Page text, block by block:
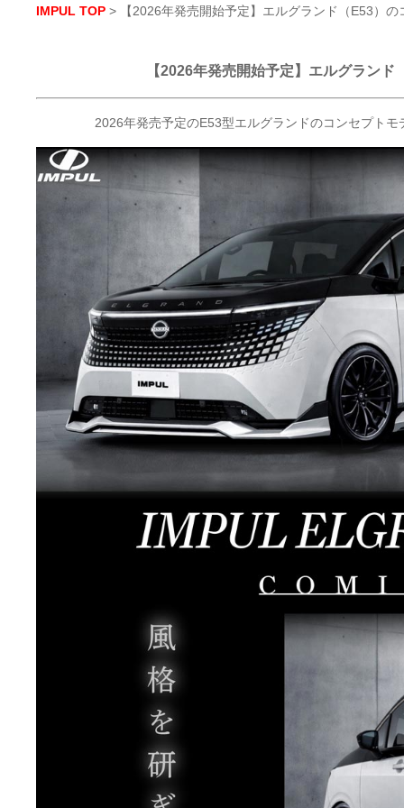
IMPUL TOP > 【2026年発売開始予定】エルグランド（E53）
【2026年発売開始予定】エルグラン
2026年発売予定のE53型エルグランドのコンセプト